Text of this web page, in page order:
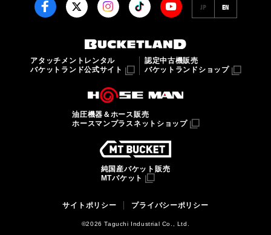
JP EN
アタッチメントレンタル
バケットランド公式サイト
認定中古機販売
バケットランドショップ
油圧機器＆ホース販売
ホースマンプラスネットショップ
純国産バケット販売
MTバケット
サイトポリシー プライバシーポリシー
©2026 Taguchi Industrial Co., Ltd.